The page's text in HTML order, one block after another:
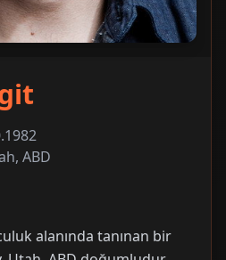
ABD
alanında tanınan bir